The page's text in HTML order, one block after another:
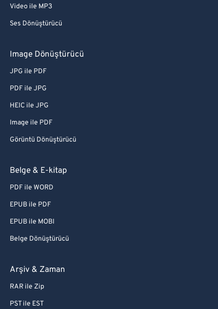
Video ile MP3
Ses Dönüştürücü
Image Dönüştürücü
JPG ile PDF
PDF ile JPG
HEIC ile JPG
Image ile PDF
Görüntü Dönüştürücü
Belge & E-kitap
PDF ile WORD
EPUB ile PDF
EPUB ile MOBI
Belge Dönüştürücü
Arşiv & Zaman
RAR ile Zip
PST ile EST